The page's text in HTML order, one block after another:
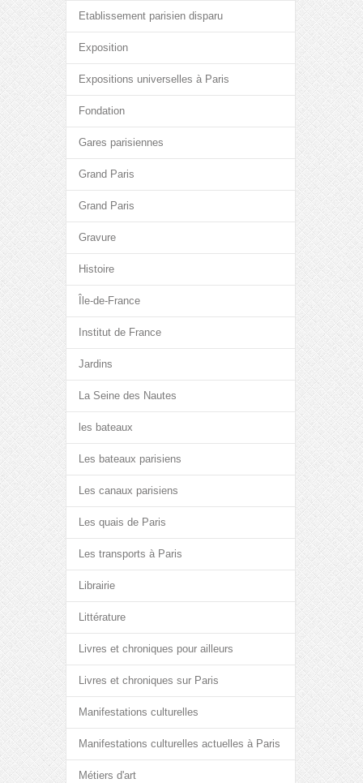
Etablissement parisien disparu
Exposition
Expositions universelles à Paris
Fondation
Gares parisiennes
Grand Paris
Grand Paris
Gravure
Histoire
Île-de-France
Institut de France
Jardins
La Seine des Nautes
les bateaux
Les bateaux parisiens
Les canaux parisiens
Les quais de Paris
Les transports à Paris
Librairie
Littérature
Livres et chroniques pour ailleurs
Livres et chroniques sur Paris
Manifestations culturelles
Manifestations culturelles actuelles à Paris
Métiers d'art